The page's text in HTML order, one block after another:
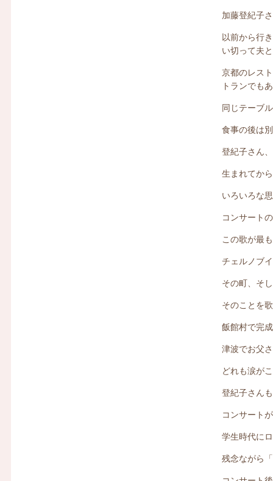
加藤登紀子
以前から行
い切って夫
京都のレス
トランでも
同じテーブ
食事の後は
登紀子さん
生まれてか
いろいろな
コンサート
この歌が最
チェルノブ
その町、そ
そのことを
飯館村で完
津波でお父
どれも涙が
登紀子さん
コンサート
学生時代に
残念ながら